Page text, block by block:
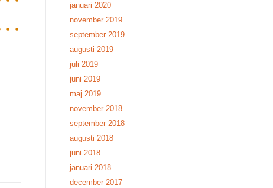
januari 2020
november 2019
september 2019
augusti 2019
juli 2019
juni 2019
maj 2019
november 2018
september 2018
augusti 2018
juni 2018
januari 2018
december 2017